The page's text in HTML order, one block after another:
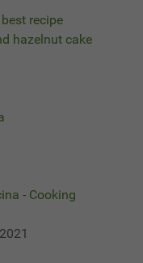
recipe
hazelnut cake
- Cooking